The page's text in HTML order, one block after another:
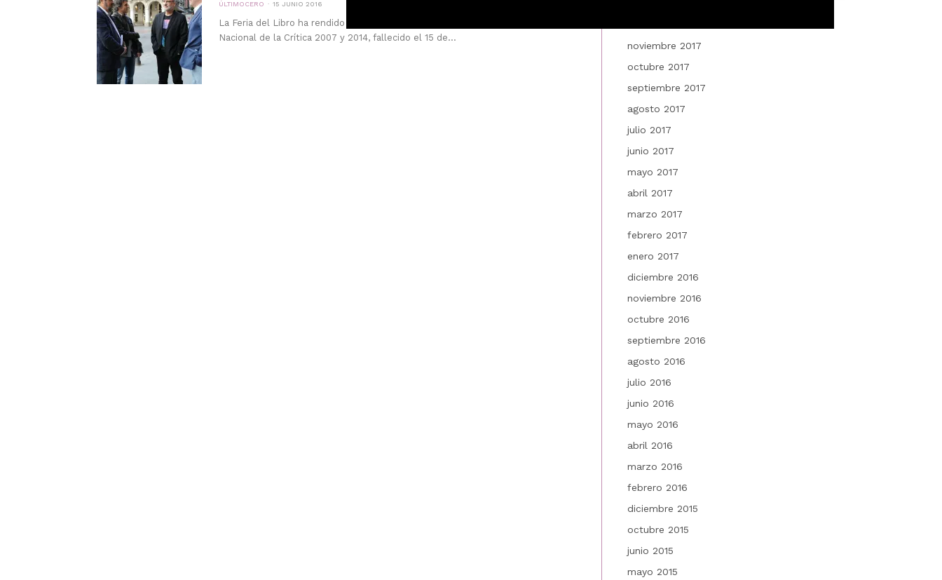
ÚLTIMOCERO 15 JUNIO 2016
La Feria del Libro ha rendido un merecido homenaje a Rafael Chirbes, Premio
Nacional de la Crítica 2007 y 2014, fallecido el 15 de...
noviembre 2017
octubre 2017
septiembre 2017
agosto 2017
julio 2017
junio 2017
mayo 2017
abril 2017
marzo 2017
febrero 2017
enero 2017
diciembre 2016
noviembre 2016
octubre 2016
septiembre 2016
agosto 2016
julio 2016
junio 2016
mayo 2016
abril 2016
marzo 2016
febrero 2016
diciembre 2015
octubre 2015
junio 2015
mayo 2015